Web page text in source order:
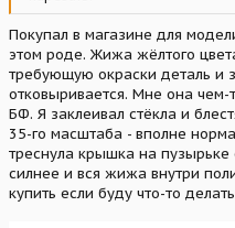
Покупал в магазине для
этом роде. Жижа жёлтого
требующую окраски деталь и
отковыривается. Мне она
БФ. Я заклеивал стёкла и
35-го масштаба - вполне
треснула крышка на пузырьке
силнее и вся жижа внутри
купить если буду что-то